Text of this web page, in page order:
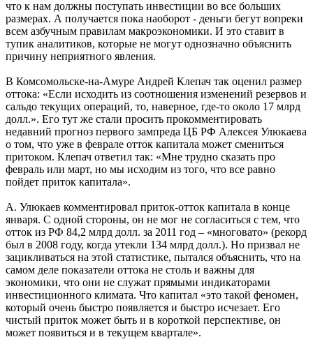
что к нам должны поступать инвестиции во все больших
размерах. А получается пока наоборот - деньги бегут вопреки
всем азбучным правилам макроэкономики. И это ставит в
тупик аналитиков, которые не могут однозначно объяснить
причину неприятного явления.
В Комсомольске-на-Амуре Андрей Клепач так оценил размер
оттока: «Если исходить из соотношения изменений резервов и
сальдо текущих операций, то, наверное, где-то около 17 млрд
долл.». Его тут же стали просить прокомментировать
недавний прогноз первого зампреда ЦБ РФ Алексея Улюкаева
о том, что уже в феврале отток капитала может смениться
притоком. Клепач ответил так: «Мне трудно сказать про
февраль или март, но мы исходим из того, что все равно
пойдет приток капитала».
А. Улюкаев комментировал приток-отток капитала в конце
января. С одной стороны, он не мог не согласиться с тем, что
отток из РФ 84,2 млрд долл. за 2011 год – «многовато» (рекорд
был в 2008 году, когда утекли 134 млрд долл.). Но призвал не
зацикливаться на этой статистике, пытался объяснить, что на
самом деле показатели оттока не столь и важны для
экономики, что они не служат прямыми индикаторами
инвестиционного климата. Что капитал «это такой феномен,
который очень быстро появляется и быстро исчезает. Его
чистый приток может быть и в короткой перспективе, он
может появиться и в текущем квартале».